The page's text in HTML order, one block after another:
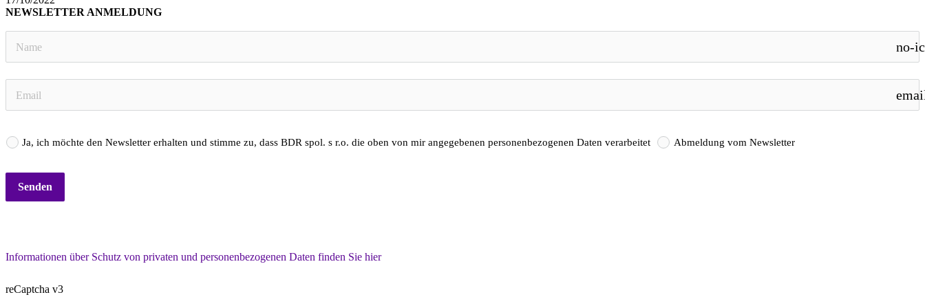
NEWSLETTER ANMELDUNG
no-
Ja, ich möchte den Newsletter erhalten und stimme zu, dass BDR spol. s r.o. die oben von mir angegebenen personenbezogenen Daten verarbeitet Abmeldung vom Newsletter
Senden
Informationen über Schutz von privaten und personenbezogenen Daten finden Sie hier
reCaptcha v3